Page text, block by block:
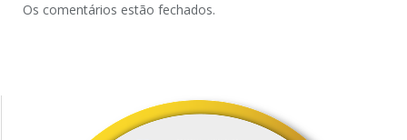
Os comentários estão fechados.